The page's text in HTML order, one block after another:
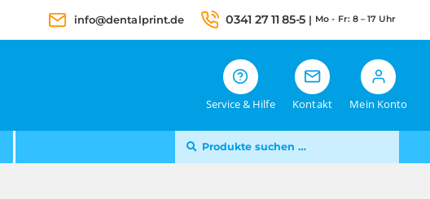
info@dentalprint.de 0341 27 11 85-5| Mo - Fr: 8 – 17 Uhr
Service & Hilfe Kontakt Mein Konto
nach:
SUCHEN